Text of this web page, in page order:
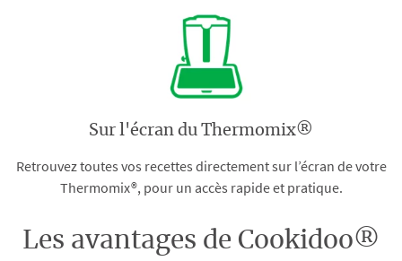
Sur l'écran du Thermomix®
Retrouvez toutes vos recettes directement sur l’écran de votre
Thermomix®, pour un accès rapide et pratique.
Les avantages de Cookidoo®